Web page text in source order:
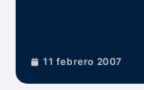
11 febrero 2007